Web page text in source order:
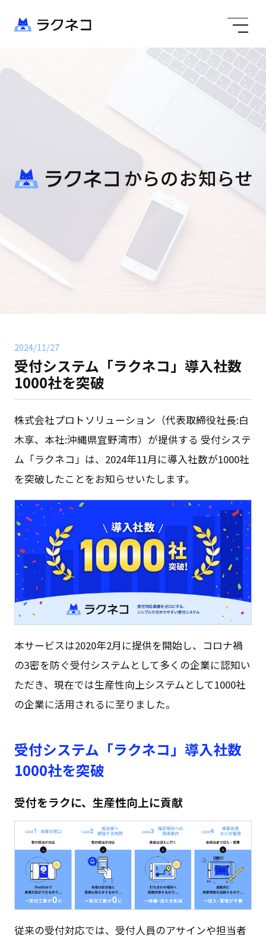
2024/11/27
受付システム「ラクネコ」導入社数
1000社を突破
株式会社プロトソリューション（代表取締役社長:白
木享、本社:沖縄県宜野湾市）が提供する 受付システ
ム「ラクネコ」は、2024年11月に導入社数が1000社
を突破したことをお知らせいたします。
本サービスは2020年2月に提供を開始し、コロナ禍
の3密を防ぐ受付システムとして多くの企業に認知い
ただき、現在では生産性向上システムとして1000社
の企業に活用されるに至りました。
受付システム「ラクネコ」導入社数
1000社を突破
受付をラクに、生産性向上に貢献
従来の受付対応では、受付人員のアサインや担当者